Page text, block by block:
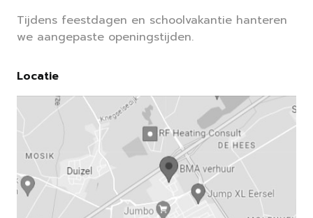
Tijdens feestdagen en schoolvakantie hanteren
we aangepaste openingstijden.
Locatie